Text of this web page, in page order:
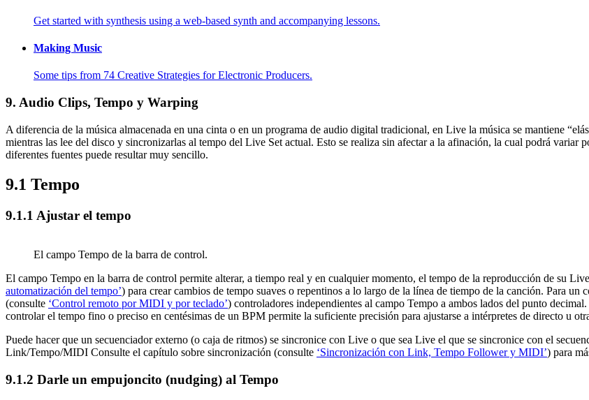
Get started with synthesis using a web-based synth and accompanying lessons.
Making Music
Some tips from 74 Creative Strategies for Electronic Producers.
9. Audio Clips, Tempo y Warping
A diferencia de la música almacenada en una cinta o en un programa de audio digital tradicional, en Live la música se mantiene
mientras las lee del disco y sincronizarlas al tempo del Live Set actual. Esto se realiza sin afectar a la afinación, la cual podrá variar
diferentes fuentes puede resultar muy sencillo.
9.1 Tempo
9.1.1 Ajustar el tempo
El campo Tempo de la barra de control.
El campo Tempo en la barra de control permite alterar, a tiempo real y en cualquier momento, el tempo de la reproducción de su
automatización del tempo’) para crear cambios de tempo suaves o repentinos a lo largo de la línea de tiempo de la canción. Para
(consulte ‘Control remoto por MIDI y por teclado’) controladores independientes al campo Tempo a ambos lados del punto
controlar el tempo fino o preciso en centésimas de un BPM permite la suficiente precisión para ajustarse a intérpretes de directo u
Puede hacer que un secuenciador externo (o caja de ritmos) se sincronice con Live o que sea Live el que se sincronice con el
Link/Tempo/MIDI Consulte el capítulo sobre sincronización (consulte ‘Sincronización con Link, Tempo Follower y MIDI’) para
9.1.2 Darle un empujoncito (nudging) al Tempo